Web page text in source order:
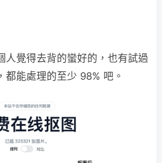
人覺得去背的蠻好的，也有試過
都能處理的至少 98% 吧。